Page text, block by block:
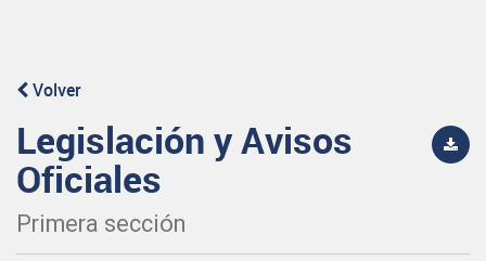
Volver
Legislación y Avisos
Oficiales
Primera sección